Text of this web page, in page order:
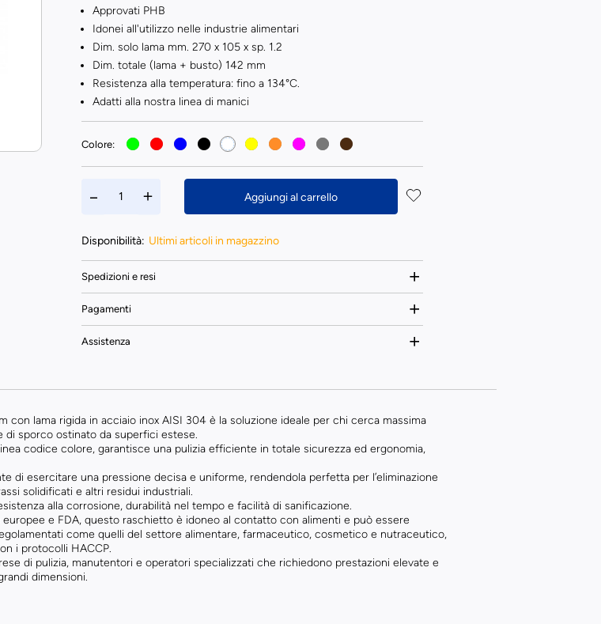
Approvati PHB
Idonei all'utilizzo nelle industrie alimentari
Dim. solo lama mm. 270 x 105 x sp. 1.2
Dim. totale (lama + busto) 142 mm
Resistenza alla temperatura: fino a 134°C.
Adatti alla nostra linea di manici
Colore:
Aggiungi al carrello
Disponibilità: Ultimi articoli in magazzino
Spedizioni e resi
Pagamenti
Assistenza
con lama rigida in acciaio inox AISI 304 è la soluzione ideale per chi cerca massima
di sporco ostinato da superfici estese.
codice colore, garantisce una pulizia efficiente in totale sicurezza ed ergonomia,
di esercitare una pressione decisa e uniforme, rendendola perfetta per l’eliminazione
solidificati e altri residui industriali.
alla corrosione, durabilità nel tempo e facilità di sanificazione.
e FDA, questo raschietto è idoneo al contatto con alimenti e può essere
come quelli del settore alimentare, farmaceutico, cosmetico e nutraceutico,
i protocolli HACCP.
di pulizia, manutentori e operatori specializzati che richiedono prestazioni elevate e
dimensioni.